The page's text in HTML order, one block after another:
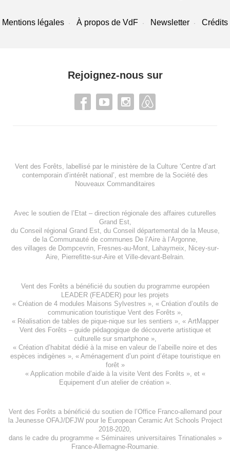
Mentions légales À propos de VdF Newsletter Crédits
Rejoignez-nous sur
Vent des Forêts, labellisé par le ministère de la Culture ‘Centre d’art
contemporain d’intérêt national’, est membre de la Société des
Nouveaux Commanditaires
Avec le soutien de l’Etat – direction régionale des affaires cuturelles
Grand Est,
du Conseil régional Grand Est, du Conseil départemental de la Meuse,
de la Communauté de communes De l’Aire à l’Argonne,
des villages de Dompcevrin Fresnes-au-Mont Lahaymeix
Nicey-sur-
Aire, Pierrefitte-sur-Aireet Ville-devant-Belrain.
Vent des Forêts a bénéficié du soutien du programme européen
LEADER (FEADER) pour les projets
« Création de 4 modules Maisons Sylvestres », « Création d’outils de
communication touristique Vent des Forêts »,
« Réalisation de tables de pique-nique sur les sentiers », « ArtMapper
Vent des Forêts – guide pédagogique de découverte artistique et
culturelle sur smartphone »,
« Création d’habitat dédié à la mise en valeur de l’abeille noire et des
espèces indigènes », « Aménagement d’un point d’étape touristique en
forêt»
« Application mobile d’aide à la visite Vent des Forêts », et «
Equipement d’un atelier de création».
Vent des Forêts a bénéficié du soutien de l’Office Franco-allemand pour
la Jeunesse OFAJ/DFJWpour leEuropean Ceramic Art Schools Project
2018-2020
dans le cadre du programme « Séminaires universitaires Trinationales »
France-Allemagne-Roumanie.